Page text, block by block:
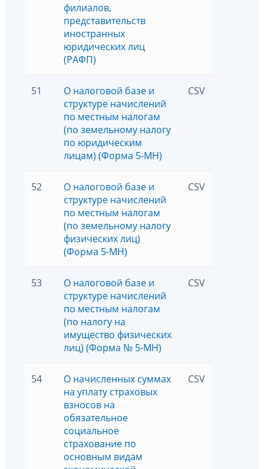
филиалов,
представительств
иностранных
юридических лиц
(РАФП)
51
О налоговой базе и
структуре начислений
по местным налогам
(по земельному налогу
по юридическим
лицам) (Форма 5-МН)
CSV
52
О налоговой базе и
структуре начислений
по местным налогам
(по земельному налогу
физических лиц)
(Форма 5-МН)
CSV
53
О налоговой базе и
структуре начислений
по местным налогам
(по налогу на
имущество физических
лиц) (Форма № 5-МН)
CSV
54
О начисленных суммах
на уплату страховых
взносов на
обязательное
социальное
страхование по
основным видам
CSV